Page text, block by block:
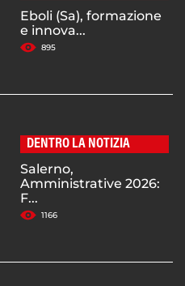
Eboli (Sa), formazione
e innova...
895
DENTRO LA NOTIZIA
Salerno,
Amministrative 2026:
F...
1166